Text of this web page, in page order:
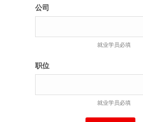
公司
就业学员必填
职位
就业学员必填